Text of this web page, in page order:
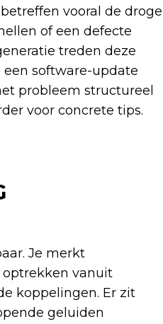
vooral de droge
of een defecte
treden deze
een software-update
probleem structureel
voor concrete tips.
Je merkt
optrekken vanuit
koppelingen. Er zit
geluiden